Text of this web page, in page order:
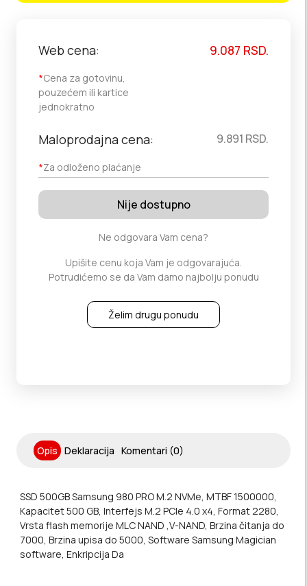
Web cena:
*Cena za gotovinu,
pouzećem ili kartice
jednokratno
9.087 RSD.
Maloprodajna cena:
*Za odloženo plaćanje
9.891 RSD.
Nije dostupno
Ne odgovara Vam cena?
Upišite cenu koja Vam je odgovarajuća.
Potrudićemo se da Vam damo najbolju ponudu
Želim drugu ponudu
Opis Deklaracija Komentari (0)
SSD 500GB Samsung 980 PRO M.2 NVMe, MTBF 1500000,
Kapacitet 500 GB, Interfejs M.2 PCIe 4.0 x4, Format 2280,
Vrsta flash memorije MLC NAND ,V-NAND, Brzina čitanja do
7000, Brzina upisa do 5000, Software Samsung Magician
software, Enkripcija Da